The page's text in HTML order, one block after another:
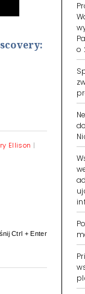
Ellison |
Ctrl + Enter
o